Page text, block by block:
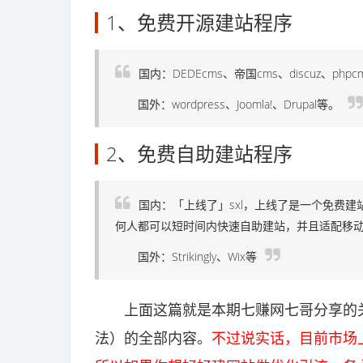
1、免费开源建站程序
国内：DEDEcms、帝国cms、discuz、
国外：wordpress、Joomla!、Drupal等。
2、免费自助建站程序
国内：「上线了」sxl，上线了是一个免费
何人都可以短时间内快速自助建站，并且适配移
国外：Strikingly、Wix等
上面这篇就是本期七赚网七哥分享的
法）的全部内容。 不过说实话，目前市